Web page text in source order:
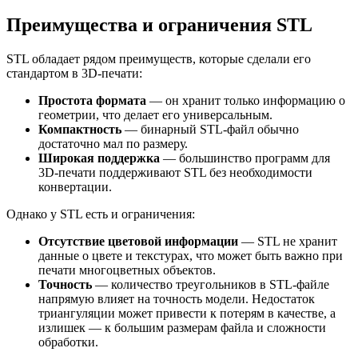
Преимущества и ограничения STL
STL обладает рядом преимуществ, которые сделали его
стандартом в 3D-печати:
Простота формата — он хранит только информацию о
геометрии, что делает его универсальным.
Компактность — бинарный STL-файл обычно
достаточно мал по размеру.
Широкая поддержка — большинство программ для
3D-печати поддерживают STL без необходимости
конвертации.
Однако у STL есть и ограничения:
Отсутствие цветовой информации — STL не хранит
данные о цвете и текстурах, что может быть важно при
печати многоцветных объектов.
Точность — количество треугольников в STL-файле
напрямую влияет на точность модели. Недостаток
триангуляции может привести к потерям в качестве, а
излишек — к большим размерам файла и сложности
обработки.